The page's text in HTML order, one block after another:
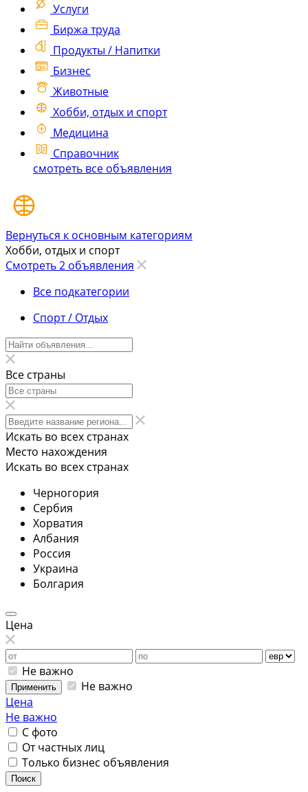
Услуги
Биржа труда
Продукты / Напитки
Бизнес
Животные
Хобби, отдых и спорт
Медицина
Справочник
смотреть все объявления
Вернуться к основным категориям
Хобби, отдых и спорт
Смотреть 2 объявления
Все подкатегории
Спорт / Отдых
Все страны
Искать во всех странах
Место нахождения
Искать во всех странах
Черногория
Сербия
Хорватия
Албания
Россия
Украина
Болгария
Цена
Не важно
Применить
Не важно
Цена
Не важно
С фото
От частных лиц
Только бизнес объявления
Поиск